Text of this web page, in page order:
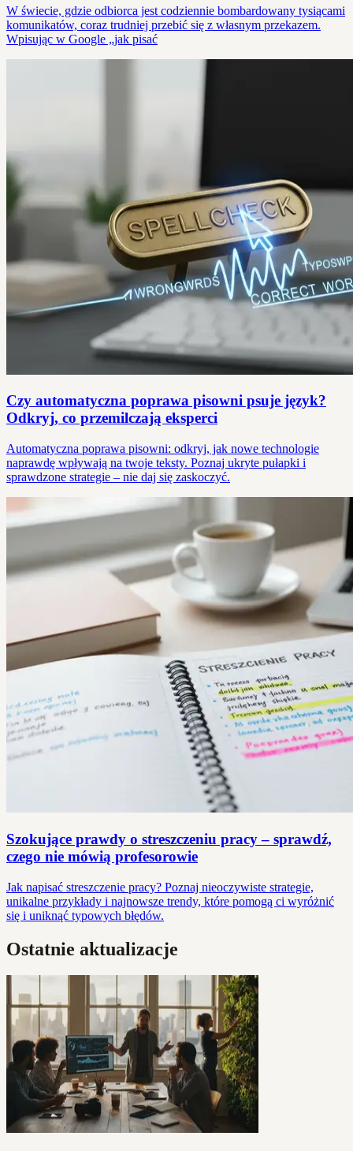
W świecie, gdzie odbiorca jest codziennie bombardowany tysiącami
komunikatów, coraz trudniej przebić się z własnym przekazem.
Wpisując w Google „jak pisać
Czy automatyczna poprawa pisowni psuje język?
Odkryj, co przemilczają eksperci
Automatyczna poprawa pisowni: odkryj, jak nowe technologie
naprawdę wpływają na twoje teksty. Poznaj ukryte pułapki i
sprawdzone strategie – nie daj się zaskoczyć.
Szokujące prawdy o streszczeniu pracy – sprawdź,
czego nie mówią profesorowie
Jak napisać streszczenie pracy? Poznaj nieoczywiste strategie,
unikalne przykłady i najnowsze trendy, które pomogą ci wyróżnić
się i uniknąć typowych błędów.
Ostatnie aktualizacje